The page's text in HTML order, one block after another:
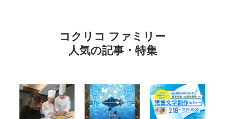
コクリコ ファミリー
人気の記事・特集